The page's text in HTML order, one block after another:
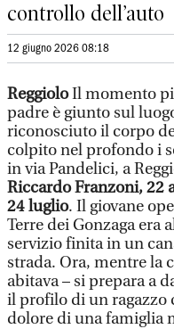
controllo dell’auto
12 giugno 2026 08:18
ReggioloIl momento
padre è giunto sul
riconosciuto il corpo
colpito nel profondo i
in via Pandelici, a
Riccardo Franzoni, 22
24 luglio. Il giovane
Terre dei Gonzaga era
servizio finita in un
strada. Ora, mentre la
abitava – si prepara a
il profilo di un ragazzo
dolore di una famiglia